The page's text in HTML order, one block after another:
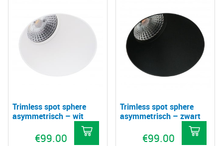
Trimless spot sphere
asymmetrisch – wit
€99.00
Trimless spot sphere
asymmetrisch – zwart
€99.00